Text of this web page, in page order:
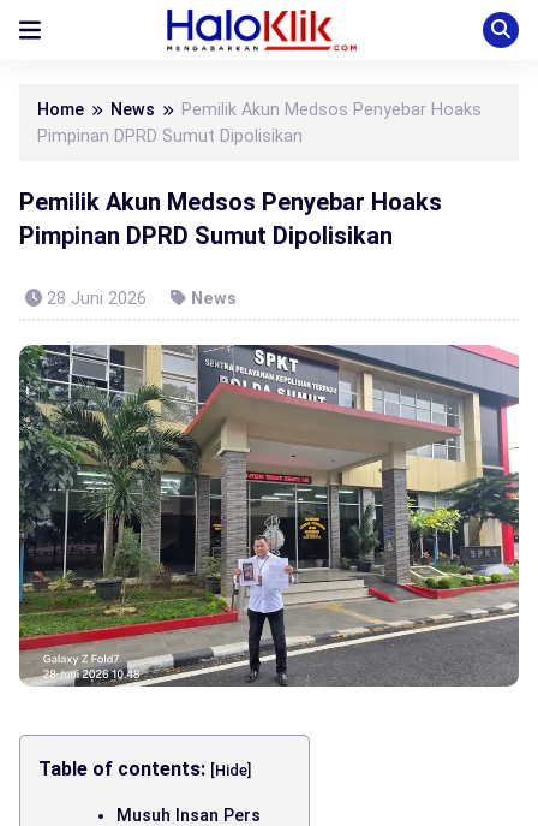
Home News
Pemilik Akun Medsos Penyebar Hoaks
Pimpinan DPRD Sumut Dipolisikan
Pemilik Akun Medsos Penyebar Hoaks
Pimpinan DPRD Sumut Dipolisikan
28 Juni 2026 News
Table of contents: [Hide]
Musuh Insan Pers